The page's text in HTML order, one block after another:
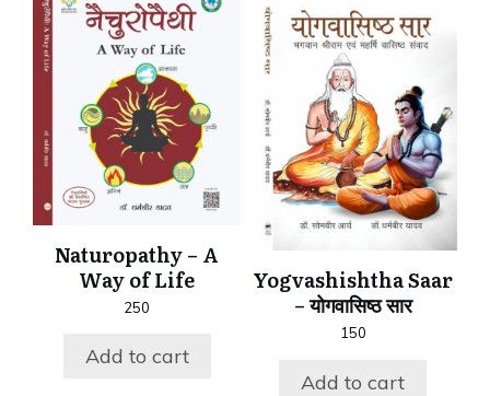
Naturopathy – A
Way of Life
250
Add to cart
Yogvashishtha Saar
– योगवासिष्ठ सार
150
Add to cart